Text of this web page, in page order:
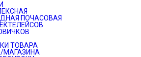
ПОЧАСОВАЯ
ТОВАРА
МАГАЗИНА